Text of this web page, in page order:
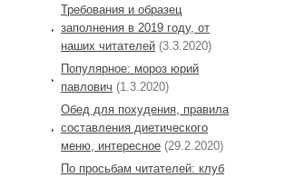
Требования и образец
заполнения в 2019 году, от
наших читателей (3.3.2020)
Популярное: мороз юрий
павлович (1.3.2020)
Обед для похудения, правила
составления диетического
меню, интересное (29.2.2020)
По просьбам читателей: клуб